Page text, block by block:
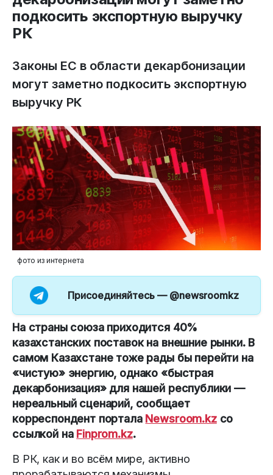
подкосить экспортную выручку
РК
Законы ЕС в области декарбонизации
могут заметно подкосить экспортную
выручку РК
фото из интернета
Присоединяйтесь — @newsroomkz
На страны союза приходится 40%
казахстанских поставок на внешние рынки. В
самом Казахстане тоже рады бы перейти на
«чистую» энергию, однако «быстрая
декарбонизация» для нашей республики —
нереальный сценарий, сообщает
корреспондент портала Newsroom.kzсо
ссылкой на Finprom.kz.
В РК, как и во всём мире, активно